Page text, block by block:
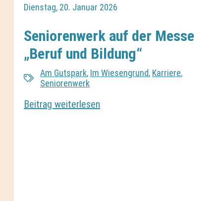
Dienstag, 20. Januar 2026
Seniorenwerk auf der Messe
„Beruf und Bildung“
Am Gutspark, Im Wiesengrund, Karriere,
Seniorenwerk
Beitrag weiterlesen